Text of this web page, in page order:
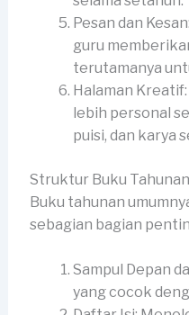
Pesan dan
guru
terutamanya
Halaman
lebih personal
puisi, dan karya
Struktur Buku Tahunan
Buku tahunan
sebagian bagian
Sampul Depan
yang cocok